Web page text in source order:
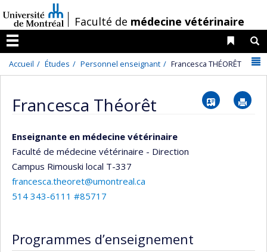
au
contenu
/Faculté de médecine vétérinaire
Menu
Liens
Accueil Études Personnel enseignant Francesca THÉORÊT
Francesca Théorêt Vcard
Enseignante en médecine vétérinaire
Faculté de médecine vétérinaire - Direction
Campus Rimouski local T-337
francesca.theoret@umontreal.ca
514 343-6111 #85717
Programmes d’enseignement